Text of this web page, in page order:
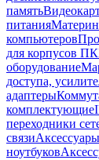
память
питания
компьютеров
для корпусов ПК
оборудование
доступа,
адаптеры
комплектующие
переходники
связи
ноутбуков